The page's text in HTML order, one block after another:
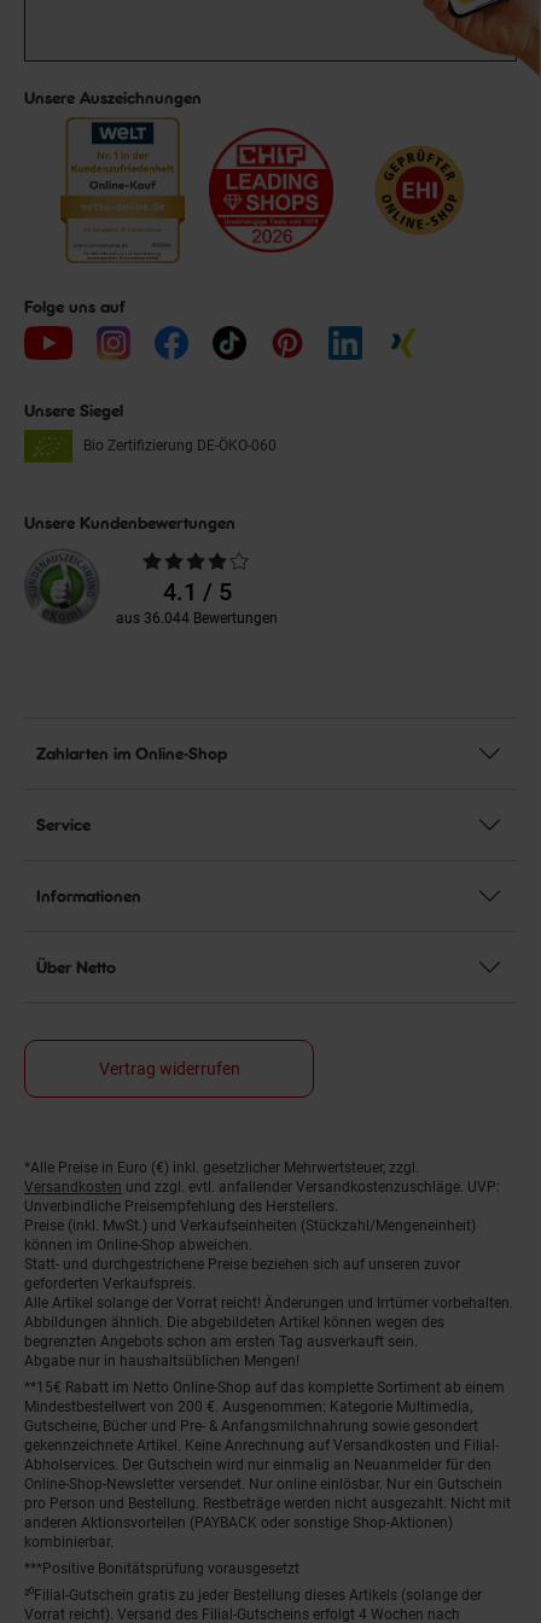
Unsere Auszeichnungen
Folge uns auf
Unsere Siegel
Bio Zertifizierung DE-ÖKO-060
Unsere Kundenbewertungen
Durchschnittliche
Bewertungen4.1 / 5
aus 36.044 Bewertungen
Zahlarten im Online-Shop
Service
Informationen
Über Netto
Vertrag widerrufen
Fußnoten
*Alle Preise in Euro (€) inkl. gesetzlicher Mehrwertsteuer, zzgl.
Versandkosten und zzgl. evtl. anfallender Versandkostenzuschläge. UVP:
Unverbindliche Preisempfehlung des Herstellers.
Preise (inkl. MwSt.) und Verkaufseinheiten (Stückzahl/Mengeneinheit)
können im Online-Shop abweichen.
Statt- und durchgestrichene Preise beziehen sich auf unseren zuvor
geforderten Verkaufspreis.
Alle Artikel solange der Vorrat reicht! Änderungen und Irrtümer vorbehalten.
Abbildungen ähnlich. Die abgebildeten Artikel können wegen des
begrenzten Angebots schon am ersten Tag ausverkauft sein.
Abgabe nur in haushaltsüblichen Mengen!
**15€ Rabatt im Netto Online-Shop auf das komplette Sortiment ab einem
Mindestbestellwert von 200 €. Ausgenommen: Kategorie Multimedia,
Gutscheine, Bücher und Pre- & Anfangsmilchnahrung sowie gesondert
gekennzeichnete Artikel. Keine Anrechnung auf Versandkosten und Filial-
Abholservices. Der Gutschein wird nur einmalig an Neuanmelder für den
Online-Shop-Newsletter versendet. Nur online einlösbar. Nur ein Gutschein
pro Person und Bestellung. Restbeträge werden nicht ausgezahlt. Nicht mit
anderen Aktionsvorteilen (PAYBACK oder sonstige Shop-Aktionen)
kombinierbar.
***Positive Bonitätsprüfung vorausgesetzt
²⁰Filial-Gutschein gratis zu jeder Bestellung dieses Artikels (solange der
Vorrat reicht). Versand des Filial-Gutscheins erfolgt 4 Wochen nach